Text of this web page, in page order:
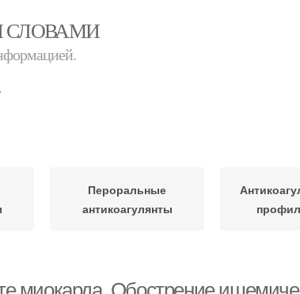
СЛОВАМИ
Пероральные
антикоагулянты